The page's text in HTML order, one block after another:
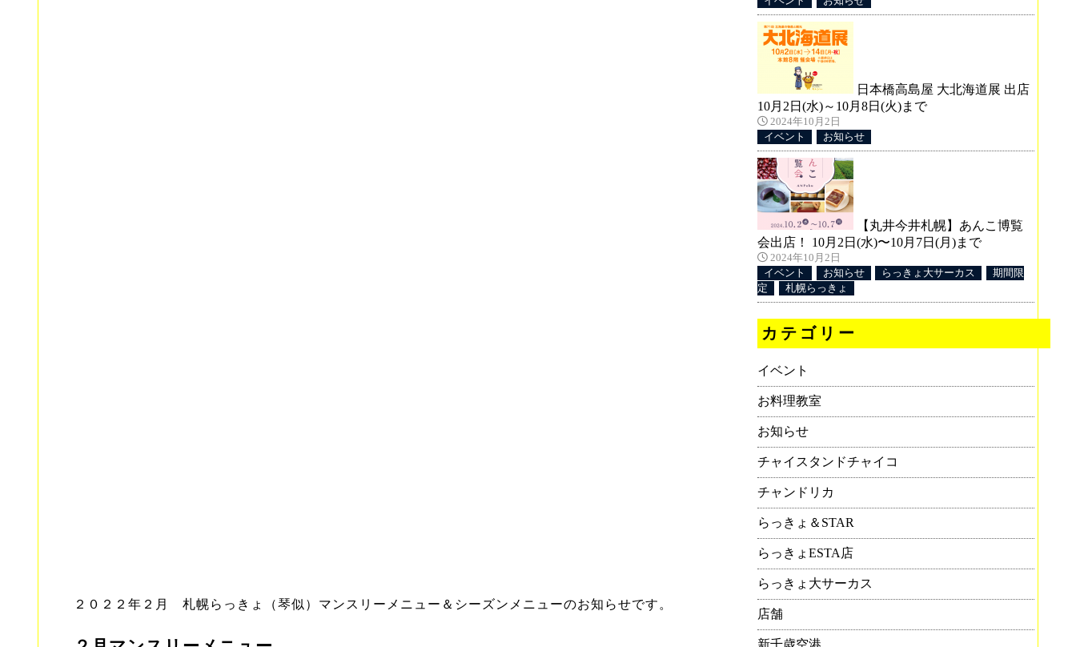
２０２２年２月 札幌らっきょ（琴似）マンスリーメニュー＆シーズンメニューのお知らせです。
日本橋高島屋 大北海道展 出店
10月2日(水)～10月8日(火)まで
2024年10月2日
イベント
お知らせ
【丸井今井札幌】あんこ博覧
会出店！ 10月2日(水)〜10月7日(月)まで
2024年10月2日
イベント
お知らせ らっきょ大サーカス
期間限
定
札幌らっきょ
カテゴリー
イベント
お料理教室
お知らせ
チャイスタンドチャイコ
チャンドリカ
らっきょ＆STAR
らっきょESTA店
らっきょ大サーカス
店舗
新千歳空港